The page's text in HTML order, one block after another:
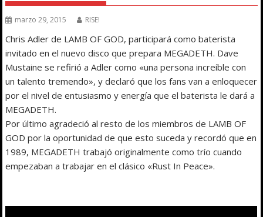
marzo 29, 2015 RISE!
Chris Adler de LAMB OF GOD, participará como baterista
invitado en el nuevo disco que prepara MEGADETH. Dave
Mustaine se refirió a Adler como «una persona increíble con
un talento tremendo», y declaró que los fans van a enloquecer
por el nivel de entusiasmo y energía que el baterista le dará a
MEGADETH.
Por último agradeció al resto de los miembros de LAMB OF
GOD por la oportunidad de que esto suceda y recordó que en
1989, MEGADETH trabajó originalmente como trío cuando
empezaban a trabajar en el clásico «Rust In Peace».